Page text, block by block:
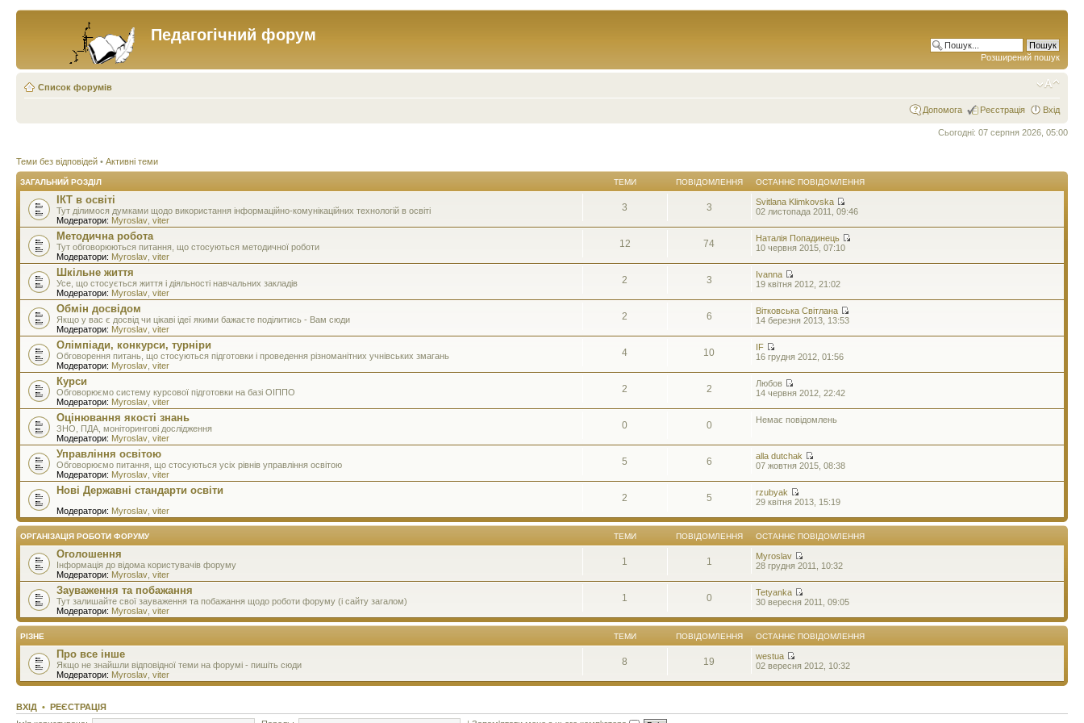
Педагогічний форум
Розширений пошук
Список форумів
Допомога Реєстрація Вхід
Сьогодні: 07 серпня 2026, 05:00
Теми без відповідей • Активні теми
ЗАГАЛЬНИЙ РОЗДІЛ ТЕМИ ПОВІДОМЛЕННЯ ОСТАННЄ ПОВІДОМЛЕННЯ
ІКТ в освіті
Тут ділимося думками щодо використання інформаційно-комунікаційних технологій в освіті
Модератори: Myroslav viter
3 3
Svitlana Klimkovska
02 листопада 2011, 09:46
Методична робота
Тут обговорюються питання, що стосуються методичної роботи
Модератори: Myroslav viter
12 74
Наталія Попадинець
10 червня 2015, 07:10
Шкільне життя
Усе, що стосується життя і діяльності навчальних закладів
Модератори: Myroslav viter
2 3
Ivanna
19 квітня 2012, 21:02
Обмін досвідом
Якщо у вас є досвід чи цікаві ідеї якими бажаєте поділитись - Вам сюди
Модератори: Myroslav viter
2 6
Вітковська Світлана
14 березня 2013, 13:53
Олімпіади, конкурси, турніри
Обговорення питань, що стосуються підготовки і проведення різноманітних учнівських змагань
Модератори: Myroslav viter
4 10
IF
16 грудня 2012, 01:56
Курси
Обговорюємо систему курсової підготовки на базі ОІППО
Модератори: Myroslav viter
2 2
Любов
14 червня 2012, 22:42
Оцінювання якості знань
ЗНО, ПДА, моніторингові дослідження
Модератори: Myroslav viter
0 0 Немає повідомлень
Управління освітою
Обговорюємо питання, що стосуються усіх рівнів управління освітою
Модератори: Myroslav viter
5 6
alla dutchak
07 жовтня 2015, 08:38
Нові Державні стандарти освіти
Модератори: Myroslav viter
2 5
rzubyak
29 квітня 2013, 15:19
ОРГАНІЗАЦІЯ РОБОТИ ФОРУМУ ТЕМИ ПОВІДОМЛЕННЯ ОСТАННЄ ПОВІДОМЛЕННЯ
Оголошення
Інформація до відома користувачів форуму
Модератори: Myroslav viter
1 1
Myroslav
28 грудня 2011, 10:32
Зауваження та побажання
Тут залишайте свої зауваження та побажання щодо роботи форуму (і сайту загалом)
Модератори: Myroslav viter
1 0
Tetyanka
30 вересня 2011, 09:05
РІЗНЕ ТЕМИ ПОВІДОМЛЕННЯ ОСТАННЄ ПОВІДОМЛЕННЯ
Про все інше
Якщо не знайшли відповідної теми на форумі - пишіть сюди
Модератори: Myroslav viter
8 19
westua
02 вересня 2012, 10:32
ВХІД • РЕЄСТРАЦІЯ